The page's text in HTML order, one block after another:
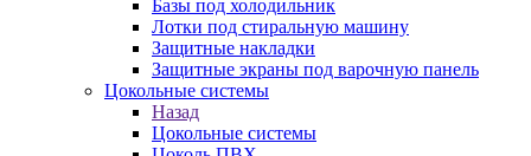
Базы под холодильник
Лотки под стиральную машину
Защитные накладки
Защитные экраны под варочную панель
Цокольные системы
Назад
Цокольные системы